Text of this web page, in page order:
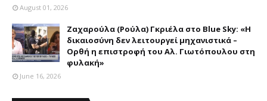
August 01, 2026
Ζαχαρούλα (Ρούλα) Γκριέλα στο Blue Sky: «Η
δικαιοσύνη δεν λειτουργεί μηχανιστικά –
Ορθή η επιστροφή του Αλ. Γιωτόπουλου στη
φυλακή»
June 16, 2026